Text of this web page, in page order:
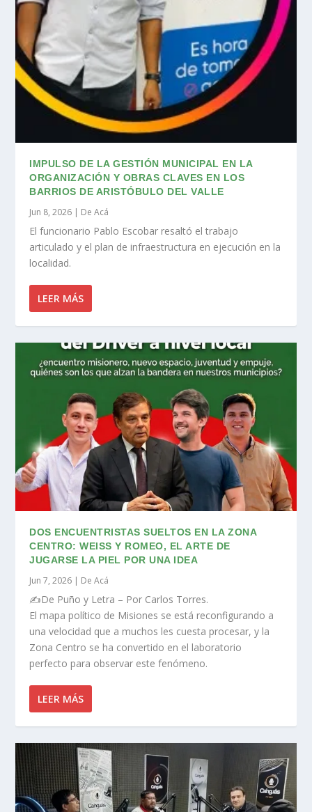
IMPULSO DE LA GESTIÓN MUNICIPAL EN LA
ORGANIZACIÓN Y OBRAS CLAVES EN LOS
BARRIOS DE ARISTÓBULO DEL VALLE
Jun 8, 2026 | De Acá
El funcionario Pablo Escobar resaltó el trabajo
articulado y el plan de infraestructura en ejecución en la
localidad.
LEER MÁS
DOS ENCUENTRISTAS SUELTOS EN LA ZONA
CENTRO: WEISS Y ROMEO, EL ARTE DE
JUGARSE LA PIEL POR UNA IDEA
Jun 7, 2026 | De Acá
✍️De Puño y Letra – Por Carlos Torres.
El mapa político de Misiones se está reconfigurando a
una velocidad que a muchos les cuesta procesar, y la
Zona Centro se ha convertido en el laboratorio
perfecto para observar este fenómeno.
LEER MÁS